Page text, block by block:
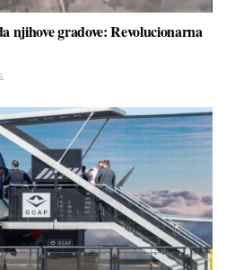
njihove gradove: Revolucionarna